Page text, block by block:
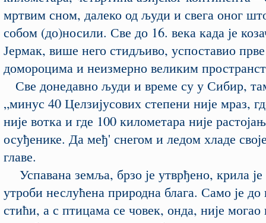
мртвим сном, далеко од људи и свега оног
собом (до)носили. Све до 16. века када је
Јермак, више него стидљиво, успоставио прве
домороцима и неизмерно великим
Све донедавно људи и време су у Сибир,
„минус 40 Целзијусових степени није мраз,
није вотка и где 100 километара није
осуђенике. Да међ' снегом и ледом хладе
главе.
Успавана земља, брзо је утврђено, крила је
утроби неслућена природна блага. Само је
стићи, а с птицама се човек, онда, није могао